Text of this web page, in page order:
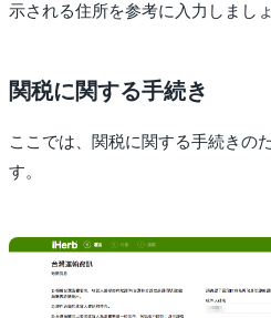
示される住所を参考に入力しましょ
関税に関する手続き
ここでは、関税に関する手続きの
す。